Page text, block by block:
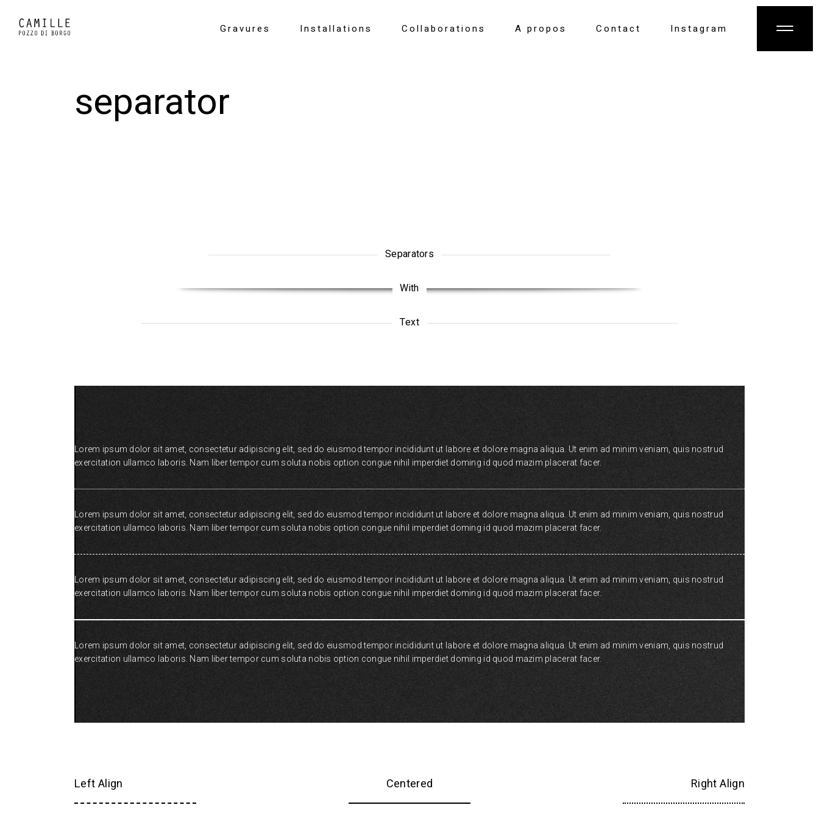
Gravures Installations Collaborations A propos Contact Instagram
separator
Separators
With
Text
Lorem ipsum dolor sit amet, consectetur adipiscing elit, sed do eiusmod tempor incididunt ut labore et dolore magna aliqua. Ut enim ad minim veniam, quis nostrud
exercitation ullamco laboris. Nam liber tempor cum soluta nobis option congue nihil imperdiet doming id quod mazim placerat facer.
Lorem ipsum dolor sit amet, consectetur adipiscing elit, sed do eiusmod tempor incididunt ut labore et dolore magna aliqua. Ut enim ad minim veniam, quis nostrud
exercitation ullamco laboris. Nam liber tempor cum soluta nobis option congue nihil imperdiet doming id quod mazim placerat facer.
Lorem ipsum dolor sit amet, consectetur adipiscing elit, sed do eiusmod tempor incididunt ut labore et dolore magna aliqua. Ut enim ad minim veniam, quis nostrud
exercitation ullamco laboris. Nam liber tempor cum soluta nobis option congue nihil imperdiet doming id quod mazim placerat facer.
Lorem ipsum dolor sit amet, consectetur adipiscing elit, sed do eiusmod tempor incididunt ut labore et dolore magna aliqua. Ut enim ad minim veniam, quis nostrud
exercitation ullamco laboris. Nam liber tempor cum soluta nobis option congue nihil imperdiet doming id quod mazim placerat facer.
Left Align Centered Right Align